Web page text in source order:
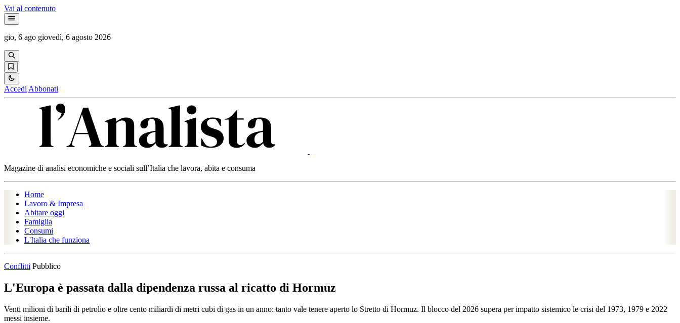
Vai al contenuto
gio, 6 ago giovedì, 6 agosto 2026
Accedi Abbonati
Magazine di analisi economiche e sociali sull’Italia che lavora, abita e consuma
Home
Lavoro & Impresa
Abitare oggi
Famiglia
Consumi
L'Italia che funziona
Conflitti Pubblico
L'Europa è passata dalla dipendenza russa al ricatto di Hormuz
Venti milioni di barili di petrolio e oltre cento miliardi di metri cubi di gas in un anno: tanto vale tenere aperto lo Stretto di Hormuz. Il blocco del 2026 supera per impatto sistemico le crisi del 1973, 1979 e 2022
messi insieme.